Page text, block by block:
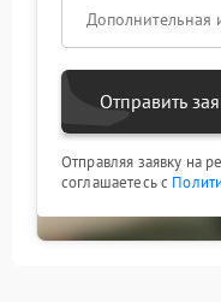
Отправить
Отправляя заявку на
соглашаетесь с